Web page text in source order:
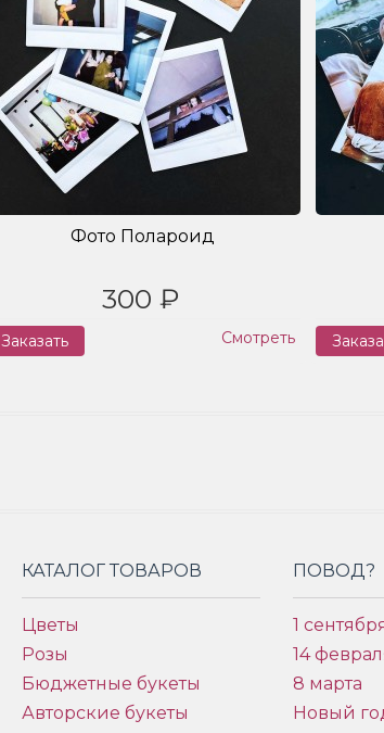
Фото Полароид
300 ₽
Заказать Смотреть
КАТАЛОГ ТОВАРОВ
Цветы
Розы
Бюджетные букеты
Авторские букеты
ПОВОД?
1
14
8 марта
Новый